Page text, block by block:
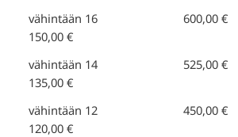
vähintään 16 600,00 €
150,00 €
vähintään 14 525,00 €
135,00 €
vähintään 12 450,00 €
120,00 €